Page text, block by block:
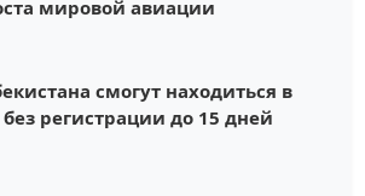
мировой авиации
смогут находиться в
регистрации до 15 дней